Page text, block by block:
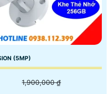
(5MP)
1,900,000 ₫